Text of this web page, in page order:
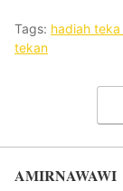
Tags: hadiah
tekan
AMIRNAWAWI